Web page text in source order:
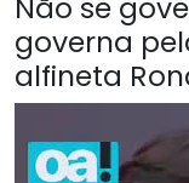
governa
alfineta